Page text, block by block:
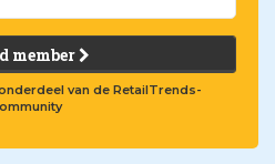
member
van de RetailTrends-